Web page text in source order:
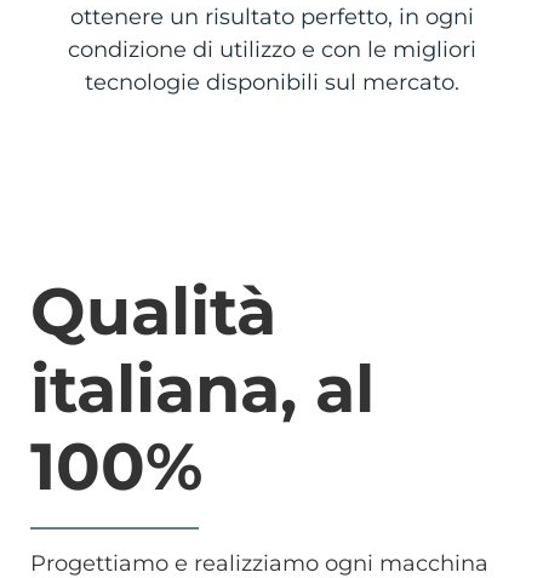
ottenere un risultato perfetto, in ogni
condizione di utilizzo e con le migliori
tecnologie disponibili sul mercato.
Qualità
italiana, al
100%
Progettiamo e realizziamo ogni macchina